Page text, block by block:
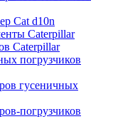
Сat d10n
Caterpillar
Caterpillar
погрузчиков
гусеничных
погрузчиков